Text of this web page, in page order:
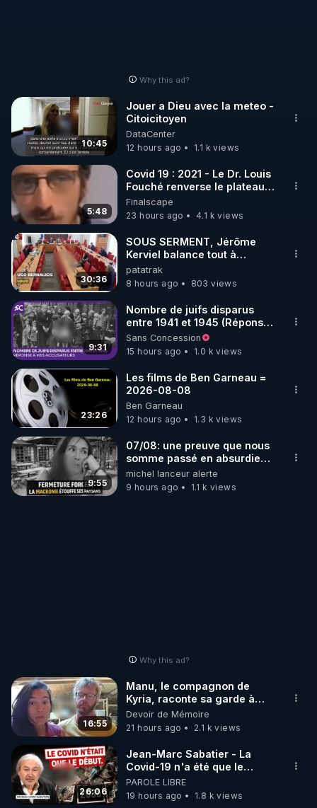
Why this ad?
10:45
Jouer a Dieu avec la meteo -
Citoicitoyen
DataCenter
12 hours ago
1.1 k views
5:48
Covid 19 : 2021 - Le Dr. Louis
Fouché renverse le plateau
de CNews !
Finalscape
23 hours ago
4.1 k views
30:36
SOUS SERMENT, Jérôme
Kerviel balance tout à
l'Assemblée !
patatrak
8 hours ago
803 views
9:31
Nombre de juifs disparus
entre 1941 et 1945 (Réponse
à mes accusateurs)
Sans Concession
15 hours ago
1.0 k views
23:26
Les films de Ben Garneau =
2026-08-08
Ben Garneau
12 hours ago
1.3 k views
9:55
07/08: une preuve que nous
somme passé en absurdie
une dictature qui veut faire
taire ses opposant !
michel lanceur alerte
9 hours ago
1.1 k views
Why this ad?
16:55
Manu, le compagnon de
Kyria, raconte sa garde à
vue musclée. PARTAGEZ!
Devoir de Mémoire
21 hours ago
2.1 k views
26:06
Jean-Marc Sabatier - La
Covid-19 n'a été que le
début - L'ARNm & l'ARNm-aa
jusqu où auront-t-il ?
PAROLE LIBRE
19 hours ago
1.8 k views